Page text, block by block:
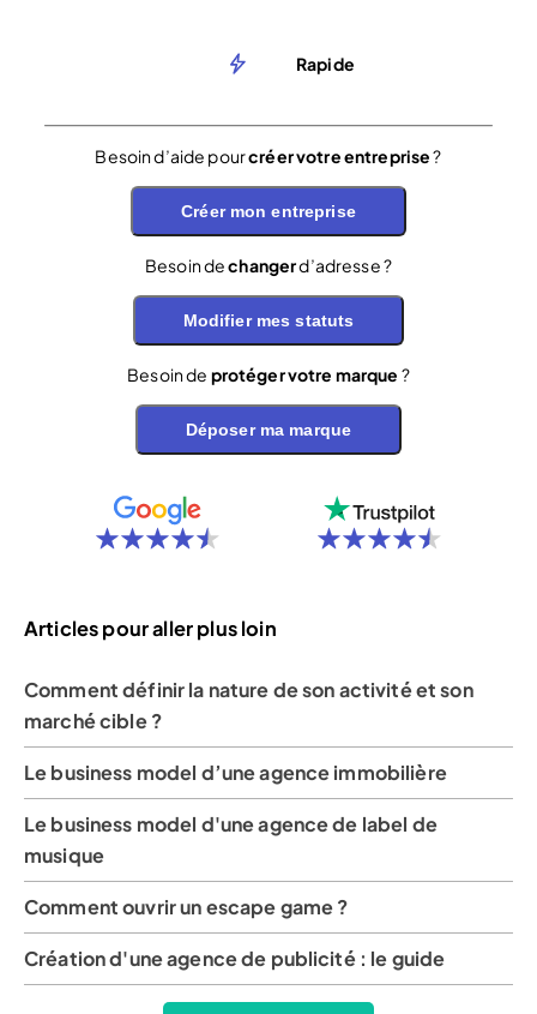
Rapide
Besoin d’aide pourcréer votre entreprise?
Créer mon entreprise
Besoin dechangerd’adresse ?
Modifier mes statuts
Besoin de protéger votre marque ?
Déposer ma marque
Articles pour aller plus loin
Comment définir la nature de son activité et son
marché cible ?
Le business model d’une agence immobilière
Le business model d'une agence de label de
musique
Comment ouvrir un escape game ?
Création d'une agence de publicité : le guide